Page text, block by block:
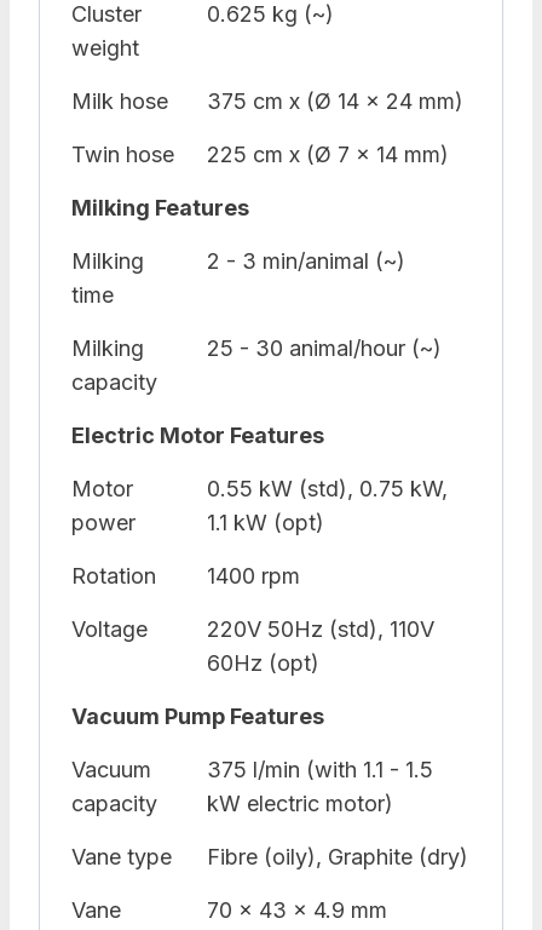
Cluster
weight
0.625 kg (~)
Milk hose 375 cm x (Ø 14 x 24 mm)
Twin hose 225 cm x (Ø 7 x 14 mm)
Milking Features
Milking
time
2 - 3 min/animal (~)
Milking
capacity
25 - 30 animal/hour (~)
Electric Motor Features
Motor
power
0.55 kW (std), 0.75 kW,
1.1 kW (opt)
Rotation 1400 rpm
Voltage
220V 50Hz (std), 110V
60Hz (opt)
Vacuum Pump Features
Vacuum
capacity
375 l/min (with 1.1 - 1.5
kW electric motor)
Vane type Fibre (oily), Graphite (dry)
Vane
70 x 43 x 4.9 mm